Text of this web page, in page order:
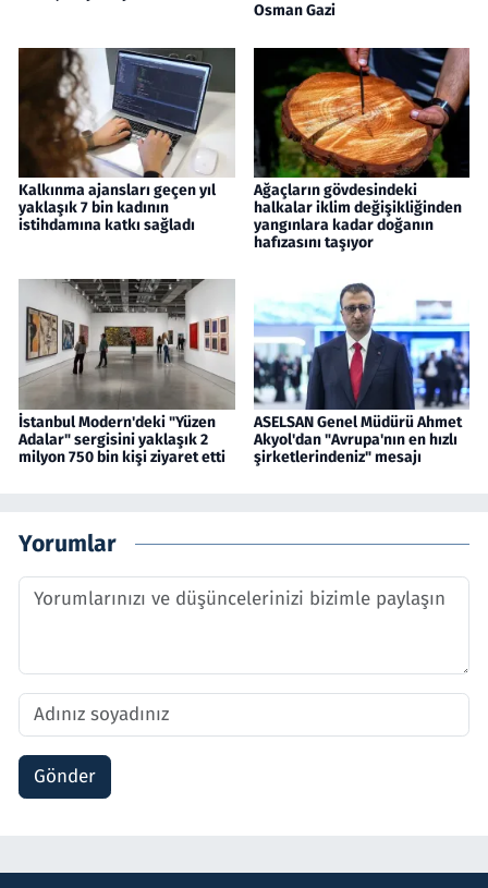
Osman Gazi
Kalkınma ajansları geçen yıl
yaklaşık 7 bin kadının
istihdamına katkı sağladı
Ağaçların gövdesindeki
halkalar iklim değişikliğinden
yangınlara kadar doğanın
hafızasını taşıyor
İstanbul Modern'deki "Yüzen
Adalar" sergisini yaklaşık 2
milyon 750 bin kişi ziyaret etti
ASELSAN Genel Müdürü Ahmet
Akyol'dan "Avrupa'nın en hızlı
şirketlerindeniz" mesajı
Yorumlar
Gönder